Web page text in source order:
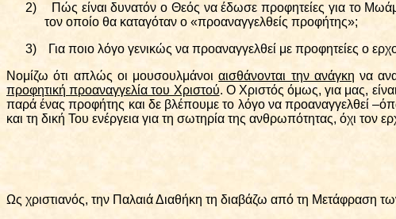
2)
Πώς είναι δυνατόν ο Θεός να έδωσε προφητείες για το
τον οποίο θα καταγόταν ο «προαναγγελθείς προφήτης»;
3)
Για ποιο λόγο γενικώς να προαναγγελθεί με προφητείες ο
Νομίζω ότι απλώς οι μουσουλμάνοιαισθάνονται την ανάγκη να
προφητική προαναγγελία του Χριστού. Ο Χριστός όμως, για μας,
παρά ένας προφήτης και δε βλέπουμε το λόγο να προαναγγελθεί
και τη δική Του ενέργεια για τη σωτηρία της ανθρωπότητας, όχι
Ως χριστιανός, την Παλαιά Διαθήκη τη διαβάζω από τη Μετάφραση